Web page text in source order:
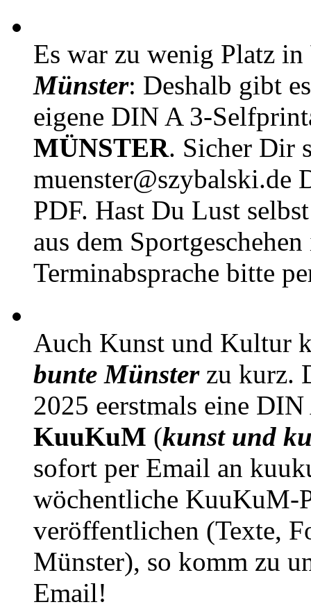
Es war zu wenig Platz in
Münster: Deshalb gibt
eigene DIN A 3-
MÜNSTER. Sicher Dir
muenster@szybalski.de
PDF. Hast Du Lust
aus dem
Terminabsprache bitte
Auch Kunst und Kultur
bunte Münsterzu kurz.
2025 eerstmals eine
KuuKuM (kunst und
sofort per Email an
wöchentliche KuuKuM-
veröffentlichen (Texte,
Münster), so komm zu
Email!